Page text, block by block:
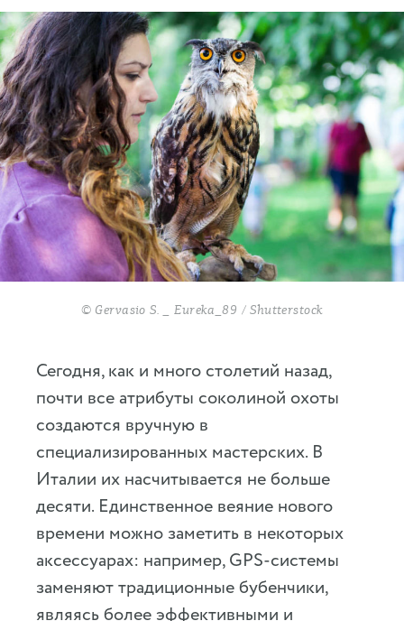
© Gervasio S. _ Eureka_89 / Shutterstock
Сегодня, как и много столетий назад,
почти все атрибуты соколиной охоты
создаются вручную в
специализированных мастерских. В
Италии их насчитывается не больше
десяти. Единственное веяние нового
времени можно заметить в некоторых
аксессуарах: например, GPS-системы
заменяют традиционные бубенчики,
являясь более эффективными и